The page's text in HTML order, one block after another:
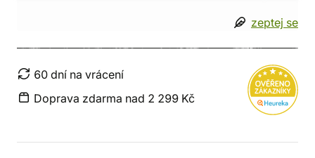
zeptej se
60 dní na vrácení
Doprava zdarma nad 2 299 Kč